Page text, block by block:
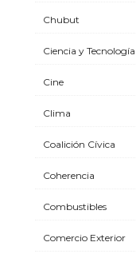
Chubut
Ciencia y Tecnología
Cine
Clima
Coalición Cívica
Coherencia
Combustibles
Comercio Exterior